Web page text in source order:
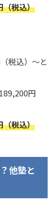
税込）
税込）〜と
円
税込）
他塾と